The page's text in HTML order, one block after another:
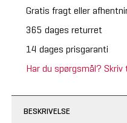
Gratis fragt eller
365 dages returret
14 dages prisgaranti
Har du spørgsmål?
BESKRIVELSE